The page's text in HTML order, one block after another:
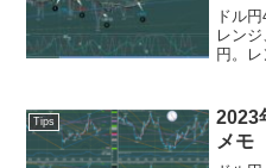
ドル
レン
円。
ドル
Tips
2023
メモ